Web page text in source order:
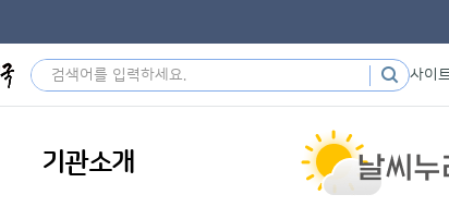
사이
기관소개